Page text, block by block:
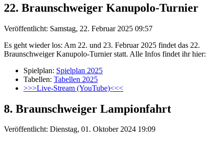
22. Braunschweiger Kanupolo-Turnier
Veröffentlicht: Samstag, 22. Februar 2025 09:57
Es geht wieder los: Am 22. und 23. Februar 2025 findet das 22.
Braunschweiger Kanupolo-Turnier statt. Alle Infos findet ihr hier:
Spielplan: Spielplan 2025
Tabellen: Tabellen 2025
>>>Live-Stream (YouTube)<<<
8. Braunschweiger Lampionfahrt
Veröffentlicht: Dienstag, 01. Oktober 2024 19:09